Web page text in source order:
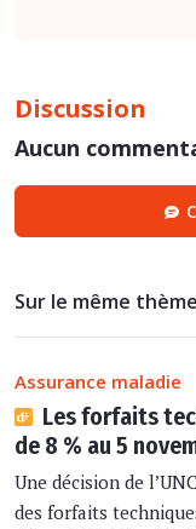
Discussion
Aucun
Sur le même thème
Assurance maladie
Les forfaits
de 8 % au 5
Une décision de
des forfaits